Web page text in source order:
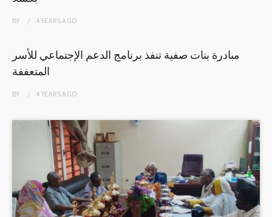
BY 4 YEARSAGO
مبادرة بنات صفية تنفذ برنامج الدعم الإجتماعي للأسر
المتعففة
BY 4 YEARSAGO